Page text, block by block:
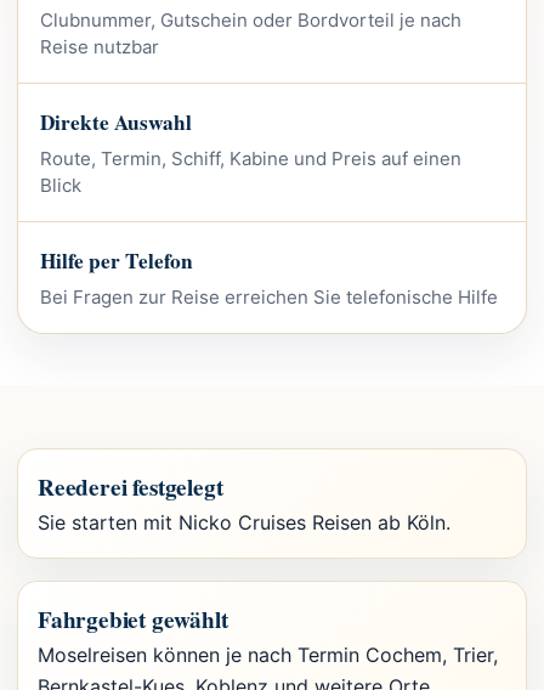
Clubnummer, Gutschein oder Bordvorteil je nach
Reise nutzbar
Direkte Auswahl
Route, Termin, Schiff, Kabine und Preis auf einen
Blick
Hilfe per Telefon
Bei Fragen zur Reise erreichen Sie telefonische Hilfe
Reederei festgelegt
Sie starten mit Nicko Cruises Reisen ab Köln.
Fahrgebiet gewählt
Moselreisen können je nach Termin Cochem, Trier,